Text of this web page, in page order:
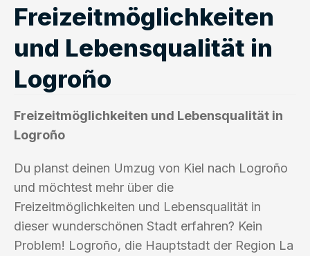
Freizeitmöglichkeiten
und Lebensqualität in
Logroño
Freizeitmöglichkeiten und Lebensqualität in
Logroño
Du planst deinen Umzug von Kiel nach Logroño
und möchtest mehr über die
Freizeitmöglichkeiten und Lebensqualität in
dieser wunderschönen Stadt erfahren? Kein
Problem! Logroño, die Hauptstadt der Region La